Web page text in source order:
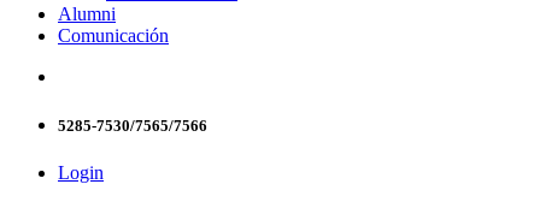
Alumni
Comunicación
5285-7530/7565/7566
Login